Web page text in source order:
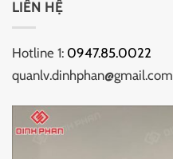
LIÊN HỆ
Hotline 1: 0947.85.0022
quanlv.dinhphan@gmail.com